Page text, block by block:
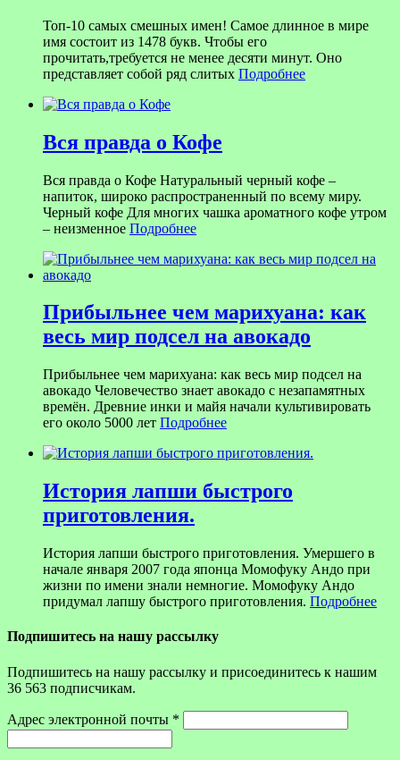
Топ-10 самых смешных имен! Самое длинное в мире
имя состоит из 1478 букв. Чтобы его
прочитать,требуется не менее десяти минут. Оно
представляет собой ряд слитых Подробнее
Вся правда о Кофе
Вся правда о Кофе Натуральный черный кофе –
напиток, широко распространенный по всему миру.
Черный кофе Для многих чашка ароматного кофе утром
– неизменное Подробнее
Прибыльнее чем марихуана: как
весь мир подсел на авокадо
Прибыльнее чем марихуана: как весь мир подсел на
авокадо Человечество знает авокадо с незапамятных
времён. Древние инки и майя начали культивировать
его около 5000 лет Подробнее
История лапши быстрого
приготовления.
История лапши быстрого приготовления. Умершего в
начале января 2007 года японца Момофуку Андо при
жизни по имени знали немногие. Момофуку Андо
придумал лапшу быстрого приготовления. Подробнее
Подпишитесь на нашу рассылку
Подпишитесь на нашу рассылку и присоединитесь к нашим
36 563 подписчикам.
Адрес электронной почты *